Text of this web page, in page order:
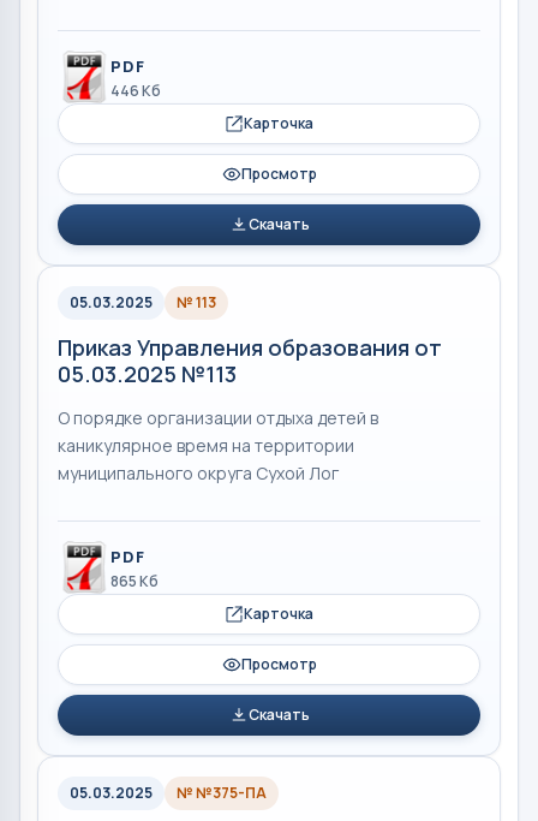
PDF
446 Кб
Карточка
Просмотр
Скачать
05.03.2025 № 113
Приказ Управления образования от
05.03.2025 №113
О порядке организации отдыха детей в
каникулярное время на территории
муниципального округа Сухой Лог
PDF
865 Кб
Карточка
Просмотр
Скачать
05.03.2025 № №375-ПА